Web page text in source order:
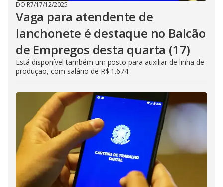
DO R7/17/12/2025
Vaga para atendente de
lanchonete é destaque no Balcão
de Empregos desta quarta (17)
Está disponível também um posto para auxiliar de linha de
produção, com salário de R$ 1.674